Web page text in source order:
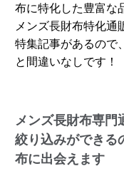
布に特化した豊富な
メンズ長財布特化通
特集記事があるので
と間違いなしです！
メンズ長財布専門
絞り込みができる
布に出会えます